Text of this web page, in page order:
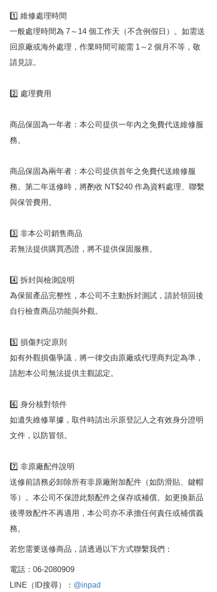
1️⃣ 維修處理時間
一般處理時間為 7～14 個工作天（不含例假日）。如需送
回原廠或海外處理，作業時間可能需 1～2 個月不等，敬
請見諒。
2️⃣ 處理費用
商品保固為一年者：本公司提供一年內之免費代送維修服
務。
商品保固為兩年者：本公司提供首年之免費代送維修服
務。第二年送修時，將酌收 NT$240 作為資料處理、聯繫
與保管費用。
3️⃣ 非本公司銷售商品
若無法提供購買憑證，將不提供保固服務。
4️⃣ 拆封與檢測說明
為保留產品完整性，本公司不主動拆封測試，請於領回後
自行檢查商品功能與外觀。
5️⃣ 損傷判定原則
如有外觀損傷爭議，將一律交由原廠或代理商判定為準，
請恕本公司無法提供主觀認定。
6️⃣ 身分核對領件
如遺失維修單據，取件時請出示原登記人之有效身分證明
文件，以防冒領。
7️⃣ 非原廠配件說明
送修前請務必卸除所有非原廠附加配件（如防滑貼、鍵帽
等）。本公司不保證此類配件之保存或補償。如更換新品
後導致配件不再適用，本公司亦不承擔任何責任或補償義
務。
若您需要送修商品，請透過以下方式聯繫我們：
電話：06-2080909
LINE（ID搜尋）： @inpad